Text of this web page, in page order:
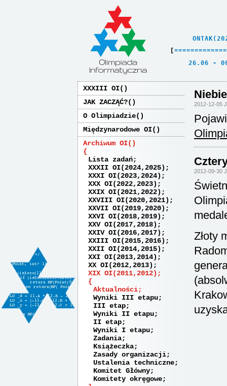
[ =============
26.06
XXXIII OI
JAK ZACZĄĆ?
O Olimpiadzie
Międzynarodowe OI
Archiwum OI
Lista zadań
XXXII OI(2024,2025)
XXXI OI(2023,2024)
XXX OI(2022,2023)
XXIX OI(2021,2022)
XXVIII OI(2020,2021)
XXVII OI(2019,2020)
XXVI OI(2018,2019)
XXV OI(2017,2018)
XXIV OI(2016,2017)
XXIII OI(2015,2016)
XXII OI(2014,2015)
XXI OI(2013,2014)
XX OI(2012,2013)
XIX OI(2011,2012)
Aktualności
Wyniki III etapu
III etap
Wyniki II etapu
II etap
Wyniki I etapu
Zadania
Książeczka
Zasady organizacji
Ustalenia techniczne
Komitet Główny
Komitety okręgowe
2012-12-05
2012-09-30
Złoty